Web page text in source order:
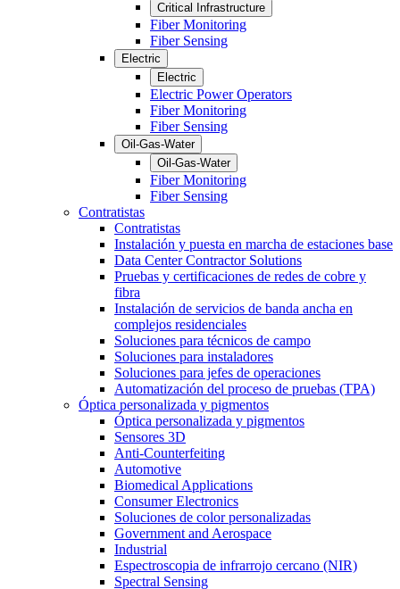
Critical Infrastructure
Fiber Monitoring
Fiber Sensing
Electric
Electric
Electric Power Operators
Fiber Monitoring
Fiber Sensing
Oil-Gas-Water
Oil-Gas-Water
Fiber Monitoring
Fiber Sensing
Contratistas
Contratistas
Instalación y puesta en marcha de estaciones base
Data Center Contractor Solutions
Pruebas y certificaciones de redes de cobre y
fibra
Instalación de servicios de banda ancha en
complejos residenciales
Soluciones para técnicos de campo
Soluciones para instaladores
Soluciones para jefes de operaciones
Automatización del proceso de pruebas (TPA)
Óptica personalizada y pigmentos
Óptica personalizada y pigmentos
Sensores 3D
Anti-Counterfeiting
Automotive
Biomedical Applications
Consumer Electronics
Soluciones de color personalizadas
Government and Aerospace
Industrial
Espectroscopia de infrarrojo cercano (NIR)
Spectral Sensing